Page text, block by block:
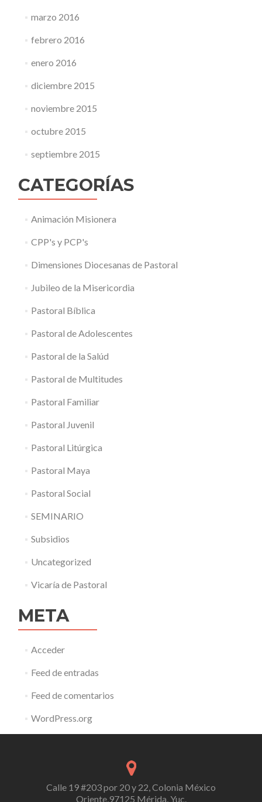
marzo 2016
febrero 2016
enero 2016
diciembre 2015
noviembre 2015
octubre 2015
septiembre 2015
CATEGORÍAS
Animación Misionera
CPP's y PCP's
Dimensiones Diocesanas de Pastoral
Jubileo de la Misericordia
Pastoral Bíblica
Pastoral de Adolescentes
Pastoral de la Salúd
Pastoral de Multitudes
Pastoral Familiar
Pastoral Juvenil
Pastoral Litúrgica
Pastoral Maya
Pastoral Social
SEMINARIO
Subsidios
Uncategorized
Vicaría de Pastoral
META
Acceder
Feed de entradas
Feed de comentarios
WordPress.org
Calle 19 #203 por 20 y 22, Colonia México
Oriente,97125 Mérida, Yuc.